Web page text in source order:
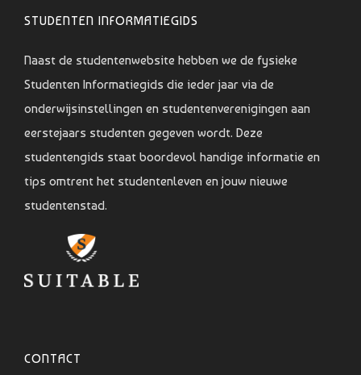
STUDENTEN INFORMATIEGIDS
Naast de studentenwebsite hebben we de fysieke
Studenten Informatiegids die ieder jaar via de
onderwijsinstellingen en studentenverenigingen aan
eerstejaars studenten gegeven wordt. Deze
studentengids staat boordevol handige informatie en
tips omtrent het studentenleven en jouw nieuwe
studentenstad.
CONTACT